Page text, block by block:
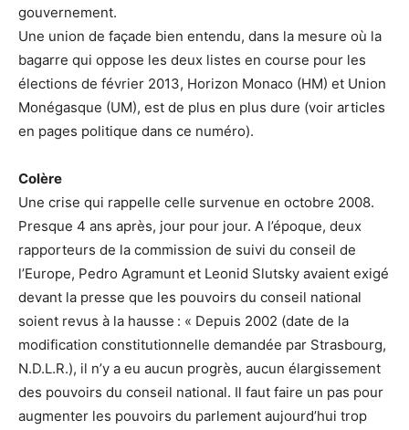
gouvernement.
Une union de façade bien entendu, dans la mesure où la
bagarre qui oppose les deux listes en course pour les
élections de février 2013, Horizon Monaco (HM) et Union
Monégasque (UM), est de plus en plus dure (voir articles
en pages politique dans ce numéro).
Colère
Une crise qui rappelle celle survenue en octobre 2008.
Presque 4 ans après, jour pour jour. A l’époque, deux
rapporteurs de la commission de suivi du conseil de
l’Europe, Pedro Agramunt et Leonid Slutsky avaient exigé
devant la presse que les pouvoirs du conseil national
soient revus à la hausse : « Depuis 2002 (date de la
modification constitutionnelle demandée par Strasbourg,
N.D.L.R.), il n’y a eu aucun progrès, aucun élargissement
des pouvoirs du conseil national. Il faut faire un pas pour
augmenter les pouvoirs du parlement aujourd’hui trop